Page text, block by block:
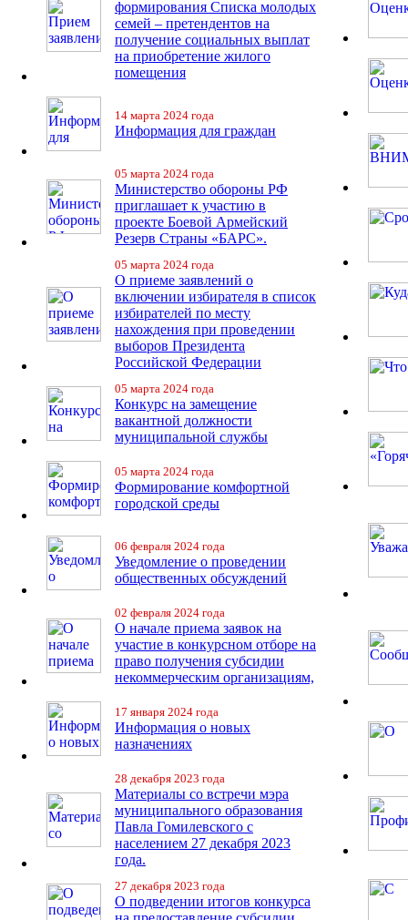
формирования Списка молодых
семей – претендентов на
получение социальных выплат
на приобретение жилого
помещения
14 марта 2024 года
Информация для граждан
05 марта 2024 года
Министерство обороны РФ
приглашает к участию в
проекте Боевой Армейский
Резерв Страны «БАРС».
05 марта 2024 года
О приеме заявлений о
включении избирателя в список
избирателей по месту
нахождения при проведении
выборов Президента
Российской Федерации
05 марта 2024 года
Конкурс на замещение
вакантной должности
муниципальной службы
05 марта 2024 года
Формирование комфортной
городской среды
06 февраля 2024 года
Уведомление о проведении
общественных обсуждений
02 февраля 2024 года
О начале приема заявок на
участие в конкурсном отборе на
право получения субсидии
некоммерческим организациям,
17 января 2024 года
Информация о новых
назначениях
28 декабря 2023 года
Материалы со встречи мэра
муниципального образования
Павла Гомилевского с
населением 27 декабря 2023
года.
27 декабря 2023 года
О подведении итогов конкурса